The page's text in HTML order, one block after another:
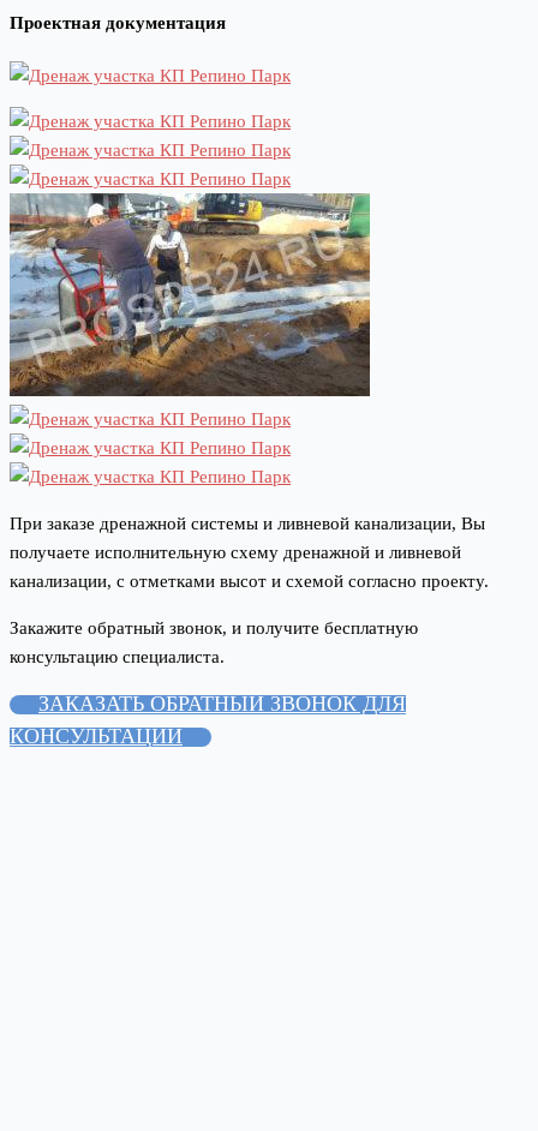
Проектная документация
При заказе дренажной системы и ливневой канализации, Вы
получаете исполнительную схему дренажной и ливневой
канализации, с отметками высот и схемой согласно проекту.
Закажите обратный звонок, и получите бесплатную
консультацию специалиста.
ЗАКАЗАТЬ ОБРАТНЫЙ ЗВОНОК ДЛЯ
КОНСУЛЬТАЦИИ